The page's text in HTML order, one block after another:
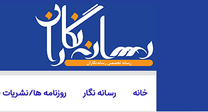
خانه رسانه نگار روزنامه ها/